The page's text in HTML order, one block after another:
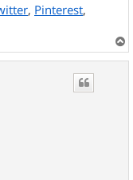
, Pinterest,
a